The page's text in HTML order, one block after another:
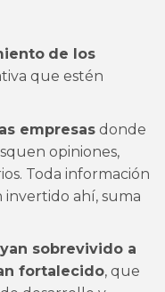
de los
que estén
empresasdonde
opiniones,
Toda información
invertido ahí, suma
sobrevivido a
fortalecido, que